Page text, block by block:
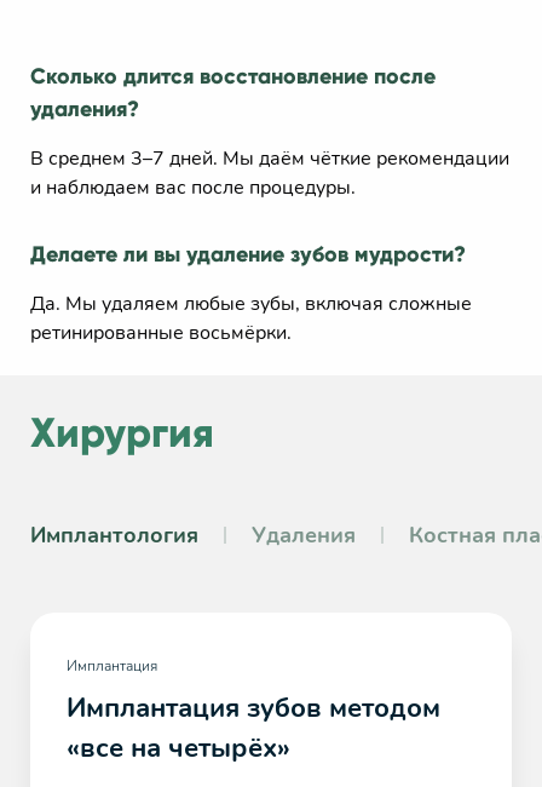
Сколько длится восстановление после
удаления?
В среднем 3–7 дней. Мы даём чёткие рекомендации
и наблюдаем вас после процедуры.
Делаете ли вы удаление зубов мудрости?
Да. Мы удаляем любые зубы, включая сложные
ретинированные восьмёрки.
Хирургия
Имплантология Удаления Костная
Имплантация
Имплантация зубов методом
«все на четырёх»